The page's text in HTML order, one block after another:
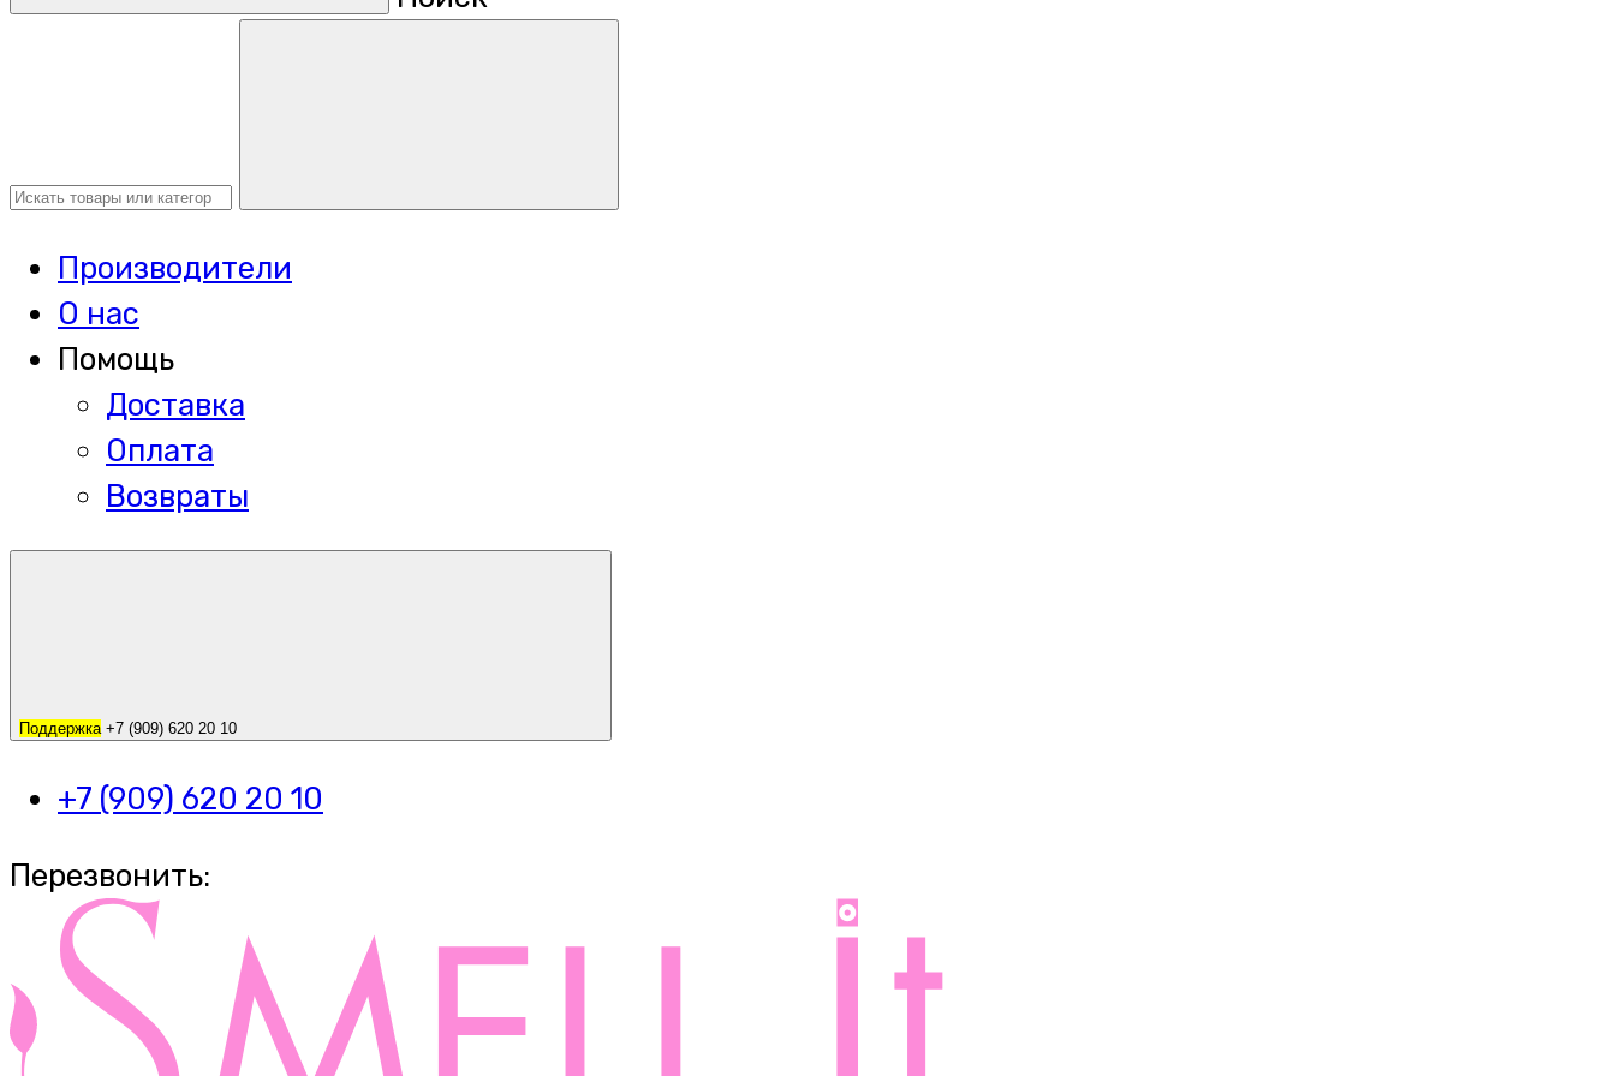
Производители
О нас
Помощь
Доставка
Оплата
Возвраты
Поддержка +7 (909) 620 20 10
+7 (909) 620 20 10
Перезвонить: